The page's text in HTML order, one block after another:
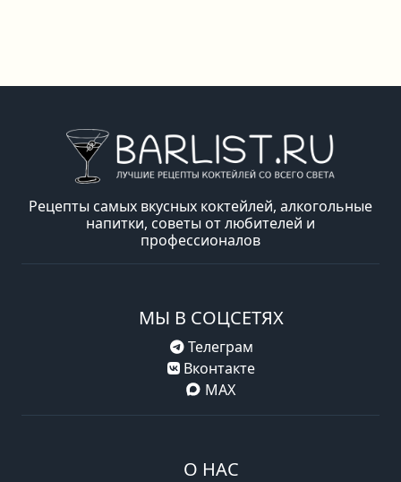
Рецепты самых вкусных коктейлей, алкогольные
напитки, советы от любителей и
профессионалов
МЫ В СОЦСЕТЯХ
Телеграм
Вконтакте
MAX
О НАС